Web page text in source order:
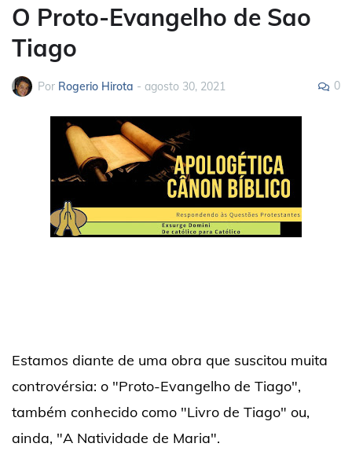
O Proto-Evangelho de Sao
Tiago
Por Rogerio Hirota - agosto 30, 2021 0
Estamos diante de uma obra que suscitou muita
controvérsia: o "Proto-Evangelho de Tiago",
também conhecido como "Livro de Tiago" ou,
ainda, "A Natividade de Maria".